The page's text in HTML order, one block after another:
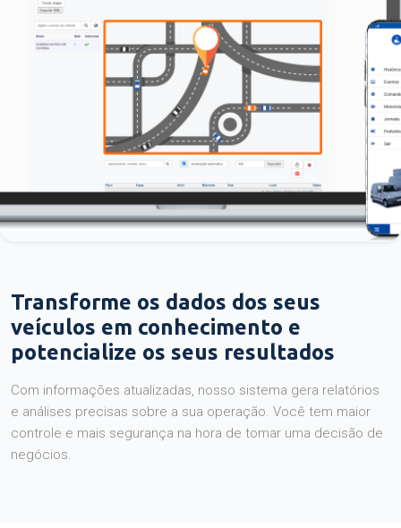
Transforme os dados dos seus
veículos em conhecimento e
potencialize os seus resultados
Com informações atualizadas, nosso sistema gera relatórios
e análises precisas sobre a sua operação. Você tem maior
controle e mais segurança na hora de tomar uma decisão de
negócios.